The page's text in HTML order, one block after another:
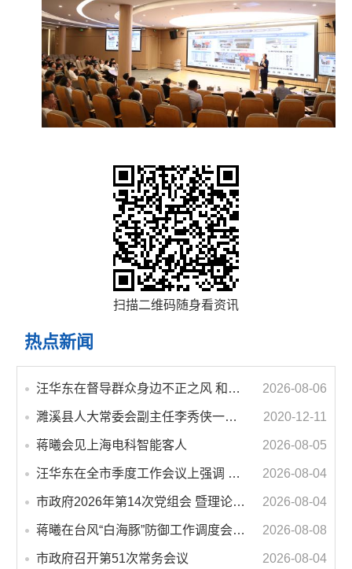
扫描二维码随身看资讯
热点新闻
汪华东在督导群众身边不正之风 和腐败问题集中整治工作时强调 以更高标准更实举措纵深推进集中整治 不断增强人民群众获得感幸福感安全感 2026-08-06
濉溪县人大常委会副主任李秀侠一行调研城乡客运一体化和治超工作 2020-12-11
蒋曦会见上海电科智能客人 2026-08-05
汪华东在全市季度工作会议上强调 锚定打好“三仗”任务和年度预期目标不动摇 在全市上下掀起比学赶超争先进位的攻坚热潮 2026-08-04
市政府2026年第14次党组会 暨理论学习中心组学习会议召开 蒋曦主持会议并讲话 2026-08-04
蒋曦在台风“白海豚”防御工作调度会上强调 牢固树立和践行正确政绩观 切实维护人民群众生命财产安全 2026-08-08
市政府召开第51次常务会议 2026-08-04